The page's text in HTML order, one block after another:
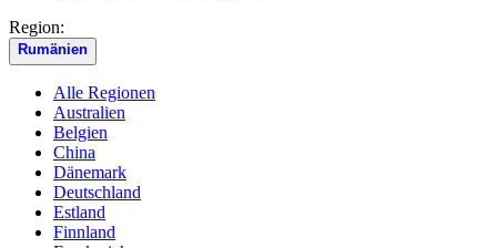
Region:
Rumänien
Alle Regionen
Australien
Belgien
China
Dänemark
Deutschland
Estland
Finnland